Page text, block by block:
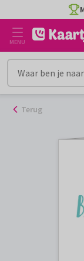
naar
inhoud
MENU
Terug